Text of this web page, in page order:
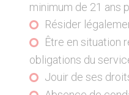
minimum de 21 ans
Résider
Être en situation
obligations du
Jouir de ses